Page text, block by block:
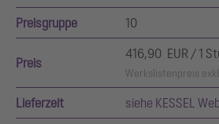
Preisgruppe 10
Preis
416,90 EUR / 1
Werkslistenpreis
Lieferzeit siehe KESSEL